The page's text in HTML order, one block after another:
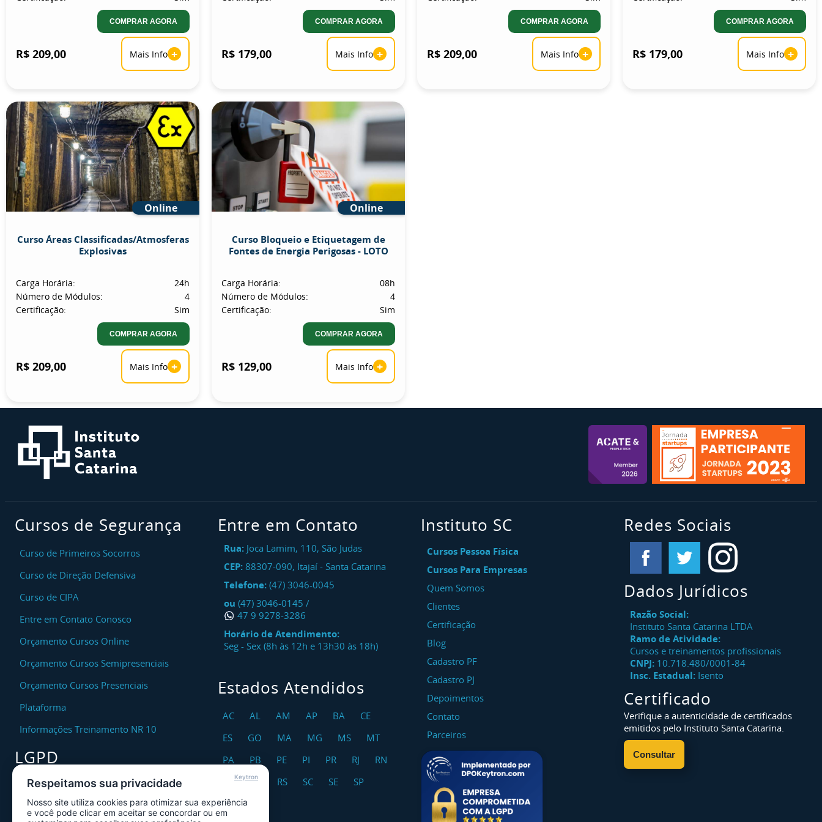
COMPRAR AGORA
R$ 209,00 Mais Info +
COMPRAR AGORA
R$ 179,00 Mais Info +
COMPRAR AGORA
R$ 209,00 Mais Info +
COMPRAR AGORA
R$ 179,00 Mais Info +
Online
Curso Áreas Classificadas/Atmosferas
Explosivas
Carga Horária:
24h
Número de Módulos:
4
Certificação:
Sim
COMPRAR AGORA
R$ 209,00 Mais Info +
Online
Curso Bloqueio e Etiquetagem de
Fontes de Energia Perigosas - LOTO
Carga Horária:
08h
Número de Módulos:
4
Certificação:
Sim
COMPRAR AGORA
R$ 129,00 Mais Info +
Cursos de Segurança
Curso de Primeiros Socorros
Curso de Direção Defensiva
Curso de CIPA
Entre em Contato Conosco
Orçamento Cursos Online
Orçamento Cursos Semipresenciais
Orçamento Cursos Presenciais
Plataforma
Informações Treinamento NR 10
LGPD
Encarregado DPO
Canal de Atendimento ao Titular dos
Dados
Entre em Contato
Rua: Joca Lamim, 110, São Judas
CEP: 88307-090, Itajaí - Santa Catarina
Telefone: (47) 3046-0045
ou (47) 3046-0145 /
47 9 9278-3286
Horário de Atendimento:
Seg - Sex (8h às 12h e 13h30 às 18h)
Estados Atendidos
AC AL AM AP BA
CE
ES
GO MA MG MS
MT
PA
PB PE PI PR RJ
RN
RO
RR RS SC SE
SP
TO
Instituto SC
Cursos Pessoa Física
Cursos Para Empresas
Quem Somos
Clientes
Certificação
Blog
Cadastro PF
Cadastro PJ
Depoimentos
Contato
Parceiros
Redes Sociais
Dados Jurídicos
Razão Social:
Instituto Santa Catarina LTDA
Ramo de Atividade:
Cursos e treinamentos profissionais
CNPJ: 10.718.480/0001-84
Insc. Estadual: Isento
Certificado
Verifique a autenticidade de certificados
emitidos pelo Instituto Santa Catarina.
Consultar
Keytron
Respeitamos sua privacidade
Nosso site utiliza cookies para otimizar sua experiência
e você pode clicar em aceitar se concordar ou em